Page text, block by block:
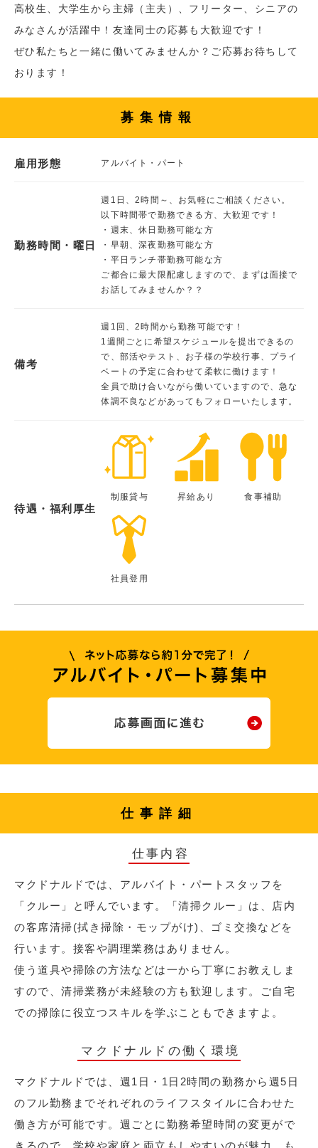
高校生、大学生から主婦（主夫）、フリーター、シニアの
みなさんが活躍中！友達同士の応募も大歓迎です！
ぜひ私たちと一緒に働いてみませんか？ご応募お待ちして
おります！
募集情報
雇用形態 アルバイト・パート
勤務時間・曜日
週1日、2時間～、お気軽にご相談ください。
以下時間帯で勤務できる方、大歓迎です！
・週末、休日勤務可能な方
・早朝、深夜勤務可能な方
・平日ランチ帯勤務可能な方
ご都合に最大限配慮しますので、まずは面接で
お話してみませんか？？
備考
週1回、2時間から勤務可能です！
1週間ごとに希望スケジュールを提出できるの
で、部活やテスト、お子様の学校行事、プライ
ベートの予定に合わせて柔軟に働けます！
全員で助け合いながら働いていますので、急な
体調不良などがあってもフォローいたします。
待遇・福利厚生
制服貸与 昇給あり 食事補助
社員登用
仕事詳細
仕事内容
マクドナルドでは、アルバイト・パートスタッフを
「クルー」と呼んでいます。「清掃クルー」は、店内
の客席清掃(拭き掃除・モップがけ)、ゴミ交換などを
行います。接客や調理業務はありません。
使う道具や掃除の方法などは一から丁寧にお教えしま
すので、清掃業務が未経験の方も歓迎します。ご自宅
での掃除に役立つスキルを学ぶこともできますよ。
マクドナルドの働く環境
マクドナルドでは、週1日・1日2時間の勤務から週5日
のフル勤務までそれぞれのライフスタイルに合わせた
働き方が可能です。週ごとに勤務希望時間の変更がで